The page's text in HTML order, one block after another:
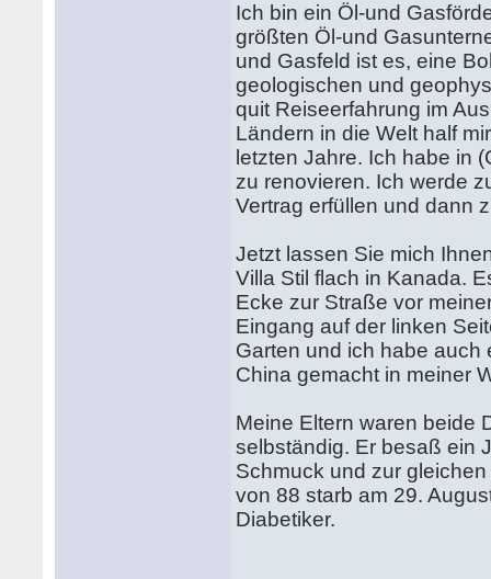
Ich bin ein Öl-und
größten Öl-und
und Gasfeld ist es, eine
geologischen und
quit Reiseerfahrung im
Ländern in die Welt half
letzten Jahre. Ich habe in
zu renovieren. Ich werde
Vertrag erfüllen und dann
Jetzt lassen Sie mich
Villa Stil flach in Kanada.
Ecke zur Straße vor
Eingang auf der linken
Garten und ich habe
China gemacht in meiner
Meine Eltern waren beide
selbständig. Er besaß ein
Schmuck und zur
von 88 starb am 29.
Diabetiker.